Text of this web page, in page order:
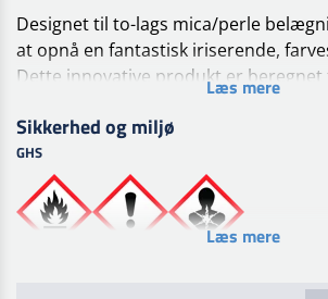
Designet til to-lags mica/perle
at opnå en fantastisk iriserende,
Dette innovative produkt er beregnet
overtrukket med lav-VOC klarlak fra
hvilket giver en højglans og langvarig
Anvendelse
Ideel til to-lags systemer, BSB Chroma
unik, dynamisk farveændring afhængig
Læs mere
Sikkerhed og miljø
GHS
Læs mere